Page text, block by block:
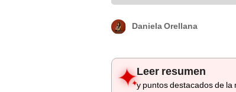
Daniela Orellana
Leer resumen
y puntos destacados de la